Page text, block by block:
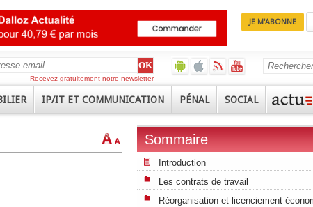
JE M'ABONNE
Recevez gratuitement notre newsletter
IP/IT ET COMMUNICATION PÉNAL SOCIAL
Sommaire
Introduction
Les contrats de travail
Réorganisation et licenciement